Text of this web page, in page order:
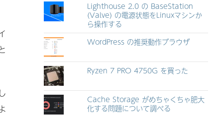
Lighthouse 2.0 の BaseStation
(Valve) の電源状態をLinuxマシンか
ら操作する
WordPress の推奨動作ブラウザ
Ryzen 7 PRO 4750G を買った
Cache Storage がめちゃくちゃ肥大
化する問題について調べる